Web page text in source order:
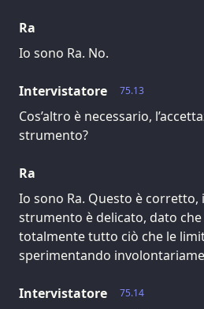
Ra
Io sono Ra. No.
75.13
Intervistatore
Cos’altro è necessario,
strumento?
Ra
Io sono Ra. Questo è corretto,
strumento è delicato, dato
totalmente tutto ciò che le
sperimentando
75.14
Intervistatore